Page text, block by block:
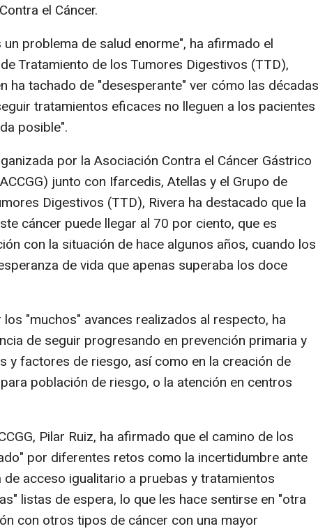
el Cáncer.
problema de salud enorme", ha afirmado el
Tratamiento de los Tumores Digestivos (TTD),
ha tachado de "desesperante" ver cómo las décadas
tratamientos eficaces no lleguen a los pacientes
posible".
por la Asociación Contra el Cáncer Gástrico
junto con Ifarcedis, Atellas y el Grupo de
Digestivos (TTD), Rivera ha destacado que la
cáncer puede llegar al 70 por ciento, que es
con la situación de hace algunos años, cuando los
de vida que apenas superaba los doce
"muchos" avances realizados al respecto, ha
de seguir progresando en prevención primaria y
y factores de riesgo, así como en la creación de
población de riesgo, o la atención en centros
Pilar Ruiz, ha afirmado que el camino de los
por diferentes retos como la incertidumbre ante
acceso igualitario a pruebas y tratamientos
listas de espera, lo que les hace sentirse en "otra
con otros tipos de cáncer con una mayor